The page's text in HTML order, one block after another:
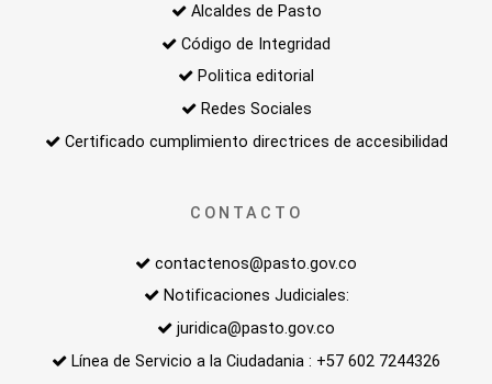
Alcaldes de Pasto
Código de Integridad
Politica editorial
Redes Sociales
Certificado cumplimiento directrices de accesibilidad
CONTACTO
contactenos@pasto.gov.co
Notificaciones Judiciales:
juridica@pasto.gov.co
Línea de Servicio a la Ciudadania : +57 602 7244326